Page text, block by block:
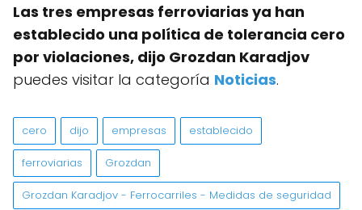
Las tres empresas ferroviarias ya han
establecido una política de tolerancia cero
por violaciones, dijo Grozdan Karadjov
puedes visitar la categoría Noticias.
cero dijo empresas establecido
ferroviarias Grozdan
Grozdan Karadjov - Ferrocarriles - Medidas de seguridad